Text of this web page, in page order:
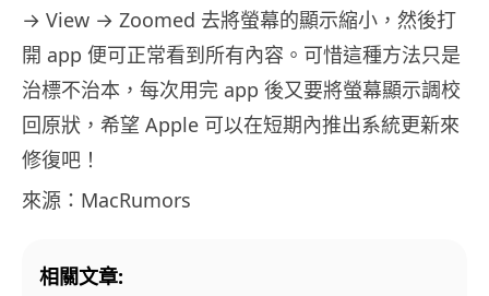
→ View → Zoomed 去將螢幕的顯示縮小，然後打
開 app 便可正常看到所有內容。可惜這種方法只是
治標不治本，每次用完 app 後又要將螢幕顯示調校
回原狀，希望 Apple 可以在短期內推出系統更新來
修復吧！
來源：MacRumors
相關文章: